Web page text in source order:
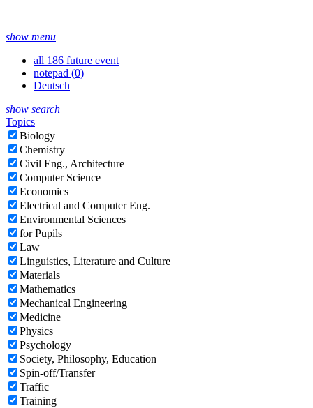
show menu
all 186 future event
notepad (0)
Deutsch
show search
Topics
Biology
Chemistry
Civil Eng., Architecture
Computer Science
Economics
Electrical and Computer Eng.
Environmental Sciences
for Pupils
Law
Linguistics, Literature and Culture
Materials
Mathematics
Mechanical Engineering
Medicine
Physics
Psychology
Society, Philosophy, Education
Spin-off/Transfer
Traffic
Training